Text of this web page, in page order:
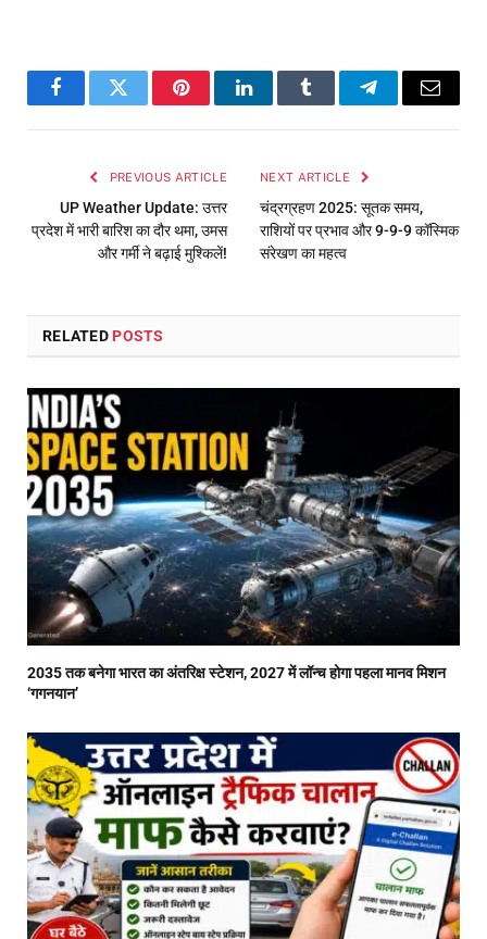
FacebookTwitter PinterestLinkedInTumblr TelegramEmail
PREVIOUS ARTICLE
UP Weather Update: उत्तर
प्रदेश में भारी बारिश का दौर थमा, उमस
और गर्मी ने बढ़ाई मुश्किलें!
NEXT ARTICLE
चंद्रग्रहण 2025: सूतक समय,
राशियों पर प्रभाव और 9-9-9 कॉस्मिक
संरेखण का महत्व
RELATED POSTS
2035 तक बनेगा भारत का अंतरिक्ष स्टेशन, 2027 में लॉन्च होगा पहला मानव मिशन
‘गगनयान’